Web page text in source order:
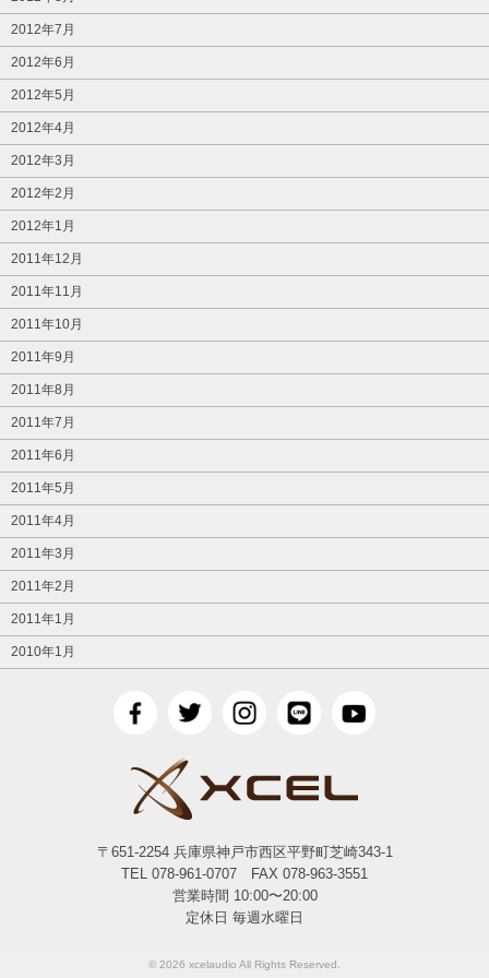
2012年7月
2012年6月
2012年5月
2012年4月
2012年3月
2012年2月
2012年1月
2011年12月
2011年11月
2011年10月
2011年9月
2011年8月
2011年7月
2011年6月
2011年5月
2011年4月
2011年3月
2011年2月
2011年1月
2010年1月
〒651-2254 兵庫県神戸市西区平野町芝崎343-1
TEL 078-961-0707 FAX 078-963-3551
営業時間 10:00〜20:00
定休日 毎週水曜日
© 2026 xcelaudio All Rights Reserved.